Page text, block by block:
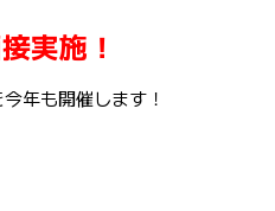
実施！
年も開催します！